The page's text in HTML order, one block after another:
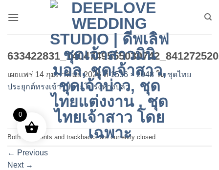
เผยแพร่ 14 กุมภาพันธ์ 2026ที่1536 × 2048 ใน ชุดไทย
ประยุกต์ทรงเข้ารูปกระโปรงหางปลา
Both comments and trackbacks are currently closed.
← Previous
Next →
0